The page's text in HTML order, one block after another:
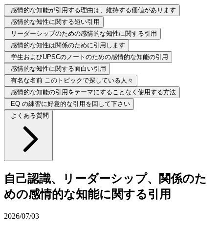
感情的な知能が引用する理由は、維持する価値があります
感情的な知性に関する短い引用
リーダーシップのための感情的な知性に関する引用
感情的な知性は関係のために引用します
学生およびUPSCのノートのための感情的な知能の引用
感情的な知性に関する面白い引用
有名な名前 このトピックで探している人々
感情的な知能の引用をテーマにすることなく使用する方法
EQ の練習に好意的な引用を回して下さい
よくある質問
自己認識、リーダーシップ、関係のた
めの感情的な知能に関する引用
2026/07/03